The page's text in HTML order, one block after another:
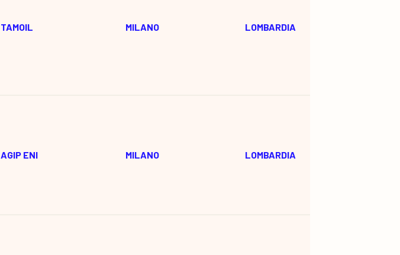
TAMOIL MILANO LOMBARDIA
AGIP ENI MILANO LOMBARDIA